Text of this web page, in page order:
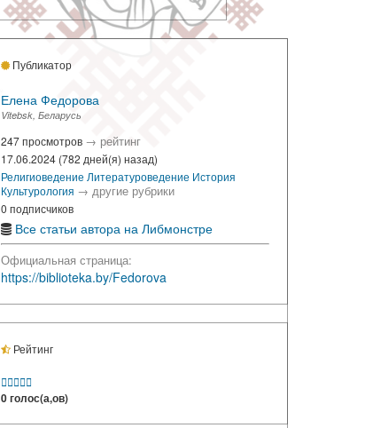
Публикатор
Елена Федорова
Vitebsk, Беларусь
247 просмотров → рейтинг
17.06.2024 (782 дней(я) назад)
Религиоведение Литературоведение История
Культурология → другие рубрики
0 подписчиков
Все статьи автора на Либмонстре
Официальная страница:
https://biblioteka.by/Fedorova
Рейтинг

0 голос(а,ов)